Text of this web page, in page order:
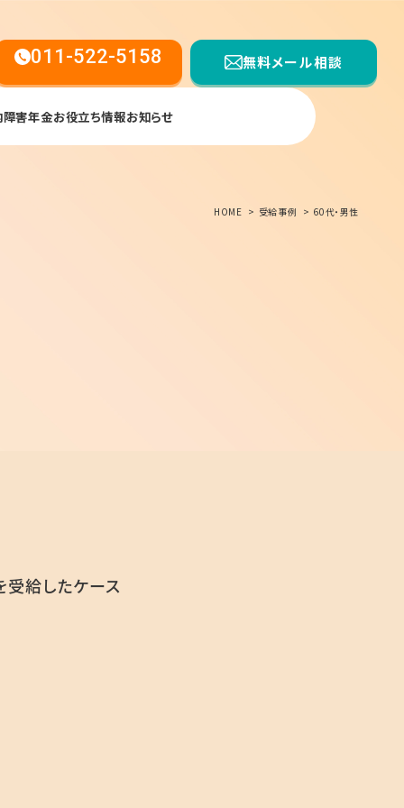
011-522-5158 無料メール相談
障害年金お役立ち情報お知らせ
HOME 受給事例 60代・男性
給したケース